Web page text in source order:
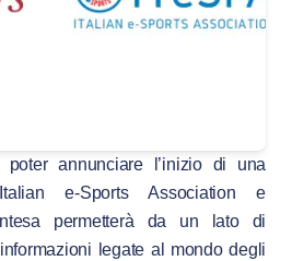
annunciare l’inizio di una
e-Sports Association e
permetterà da un lato di
legate al mondo degli